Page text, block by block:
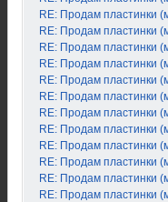
RE: Продам пластинки
RE: Продам пластинки
RE: Продам пластинки
RE: Продам пластинки
RE: Продам пластинки
RE: Продам пластинки
RE: Продам пластинки
RE: Продам пластинки
RE: Продам пластинки
RE: Продам пластинки
RE: Продам пластинки
RE: Продам пластинки